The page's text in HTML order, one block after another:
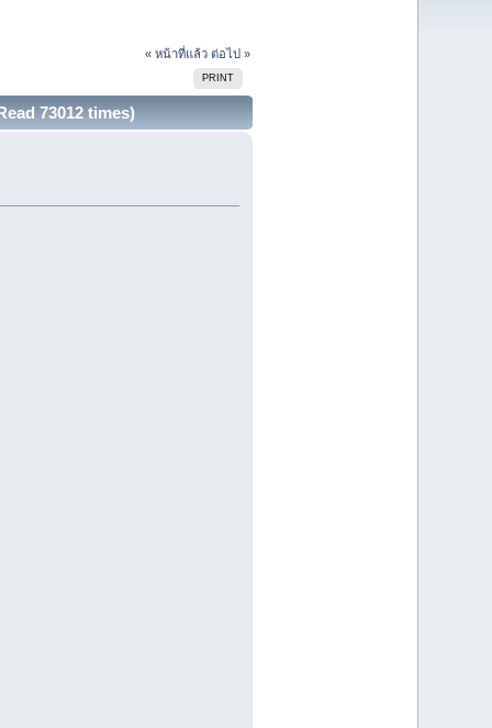
« หน้าที่แล้ว ต่อไป »
PRINT
73012 times)